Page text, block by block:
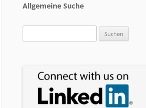
Allgemeine Suche
nach: